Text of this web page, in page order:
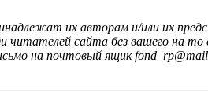
их авторам и/или их
читателей сайта без вашего на
на почтовый ящик